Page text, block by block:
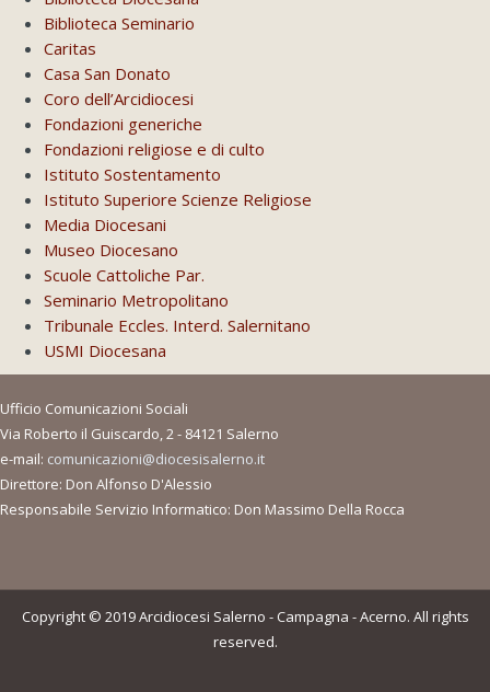
Biblioteca Seminario
Caritas
Casa San Donato
Coro dell’Arcidiocesi
Fondazioni generiche
Fondazioni religiose e di culto
Istituto Sostentamento
Istituto Superiore Scienze Religiose
Media Diocesani
Museo Diocesano
Scuole Cattoliche Par.
Seminario Metropolitano
Tribunale Eccles. Interd. Salernitano
USMI Diocesana
Ufficio Comunicazioni Sociali
Via Roberto il Guiscardo, 2 - 84121 Salerno
e-mail: comunicazioni@diocesisalerno.it
Direttore: Don Alfonso D'Alessio
Responsabile Servizio Informatico: Don Massimo Della Rocca
Copyright © 2019 Arcidiocesi Salerno - Campagna - Acerno. All rights
reserved.